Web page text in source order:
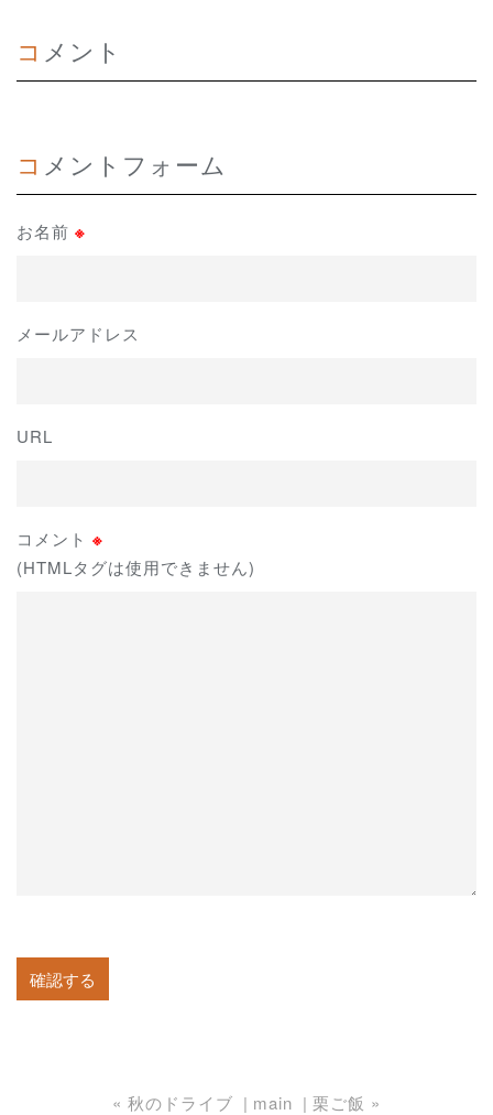
コメント
コメントフォーム
お名前 ※
メールアドレス
URL
コメント ※
(HTMLタグは使用できません)
« 秋のドライブ main 栗ご飯 »